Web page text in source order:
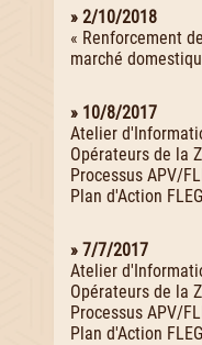
» 2/10/2018
« Renforcement
marché
» 10/8/2017
Atelier
Opérateurs de la
Processus APV/
Plan d'Action
» 7/7/2017
Atelier
Opérateurs de la
Processus APV/
Plan d'Action